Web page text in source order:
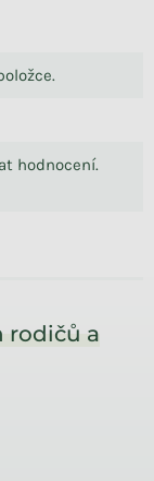
hodnocení.
rodičů a